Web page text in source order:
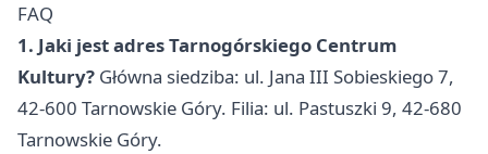
FAQ
1. Jaki jest adres Tarnogórskiego Centrum
Kultury? Główna siedziba: ul. Jana III Sobieskiego 7,
42-600 Tarnowskie Góry. Filia: ul. Pastuszki 9, 42-680
Tarnowskie Góry.